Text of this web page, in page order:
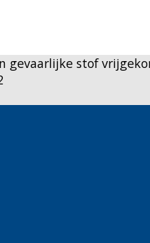
gevaarlijke stof